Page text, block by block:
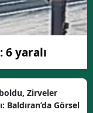
6 yaralı
Zirveler
Baldıran’da Görsel